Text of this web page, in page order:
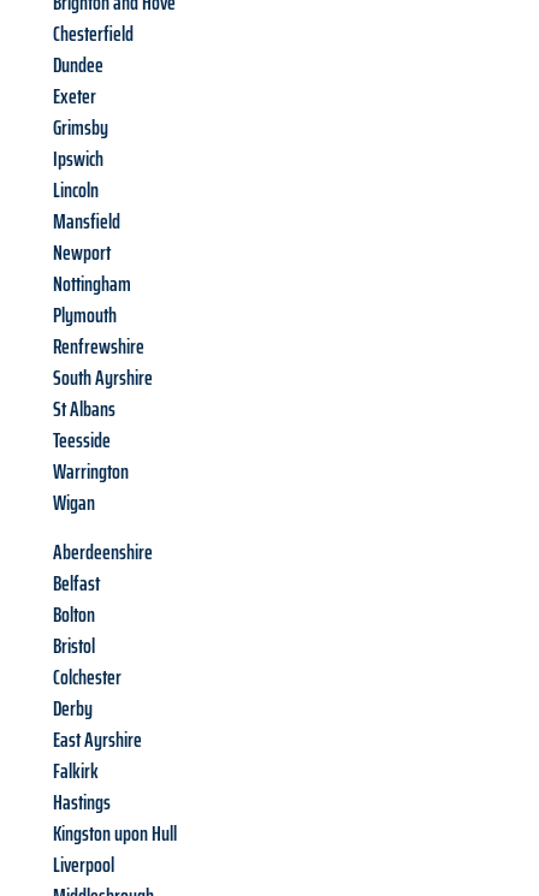
Chesterfield
Dundee
Exeter
Grimsby
Ipswich
Lincoln
Mansfield
Newport
Nottingham
Plymouth
Renfrewshire
South Ayrshire
St Albans
Teesside
Warrington
Wigan
Aberdeenshire
Belfast
Bolton
Bristol
Colchester
Derby
East Ayrshire
Falkirk
Hastings
Kingston upon Hull
Liverpool